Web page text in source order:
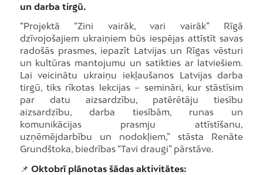
un darba tirgū.
“Projektā “Zini vairāk, vari vairāk” Rīgā
dzīvojošajiem ukraiņiem būs iespējas attīstīt savas
radošās prasmes, iepazīt Latvijas un Rīgas vēsturi
un kultūras mantojumu un satikties ar latviešiem.
Lai veicinātu ukraiņu iekļaušanos Latvijas darba
tirgū, tiks rīkotas lekcijas – semināri, kur stāstīsim
par datu aizsardzību, patērētāju tiesību
aizsardzību, darba tiesībām, runas un
komunikācijas prasmju attīstīšanu,
uzņēmējdarbību un nodokļiem,” stāsta Renāte
Grundštoka, biedrības “Tavi draugi” pārstāve.
📌 Oktobrī plānotas šādas aktivitātes: